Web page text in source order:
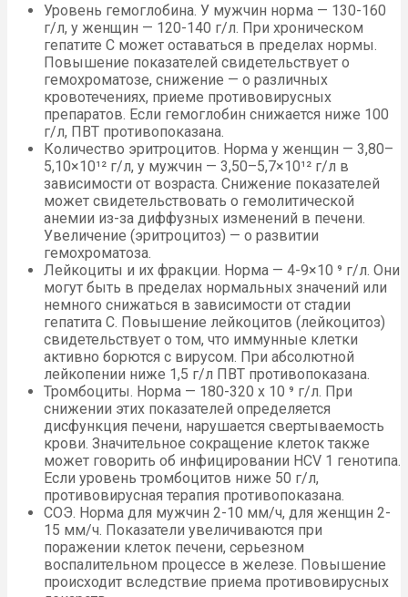
Уровень гемоглобина. У мужчин норма — 130-160
г/л, у женщин — 120-140 г/л. При хроническом
гепатите С может оставаться в пределах нормы.
Повышение показателей свидетельствует о
гемохроматозе, снижение — о различных
кровотечениях, приеме противовирусных
препаратов. Если гемоглобин снижается ниже 100
г/л, ПВТ противопоказана.
Количество эритроцитов. Норма у женщин — 3,80–
5,10×10¹² г/л, у мужчин — 3,50–5,7×10¹² г/л в
зависимости от возраста. Снижение показателей
может свидетельствовать о гемолитической
анемии из-за диффузных изменений в печени.
Увеличение (эритроцитоз) — о развитии
гемохроматоза.
Лейкоциты и их фракции. Норма — 4-9×10 ⁹ г/л. Они
могут быть в пределах нормальных значений или
немного снижаться в зависимости от стадии
гепатита С. Повышение лейкоцитов (лейкоцитоз)
свидетельствует о том, что иммунные клетки
активно борются с вирусом. При абсолютной
лейкопении ниже 1,5 г/л ПВТ противопоказана.
Тромбоциты. Норма — 180-320 х 10 ⁹ г/л. При
снижении этих показателей определяется
дисфункция печени, нарушается свертываемость
крови. Значительное сокращение клеток также
может говорить об инфицировании HCV 1 генотипа.
Если уровень тромбоцитов ниже 50 г/л,
противовирусная терапия противопоказана.
СОЭ. Норма для мужчин 2-10 мм/ч, для женщин 2-
15 мм/ч. Показатели увеличиваются при
поражении клеток печени, серьезном
воспалительном процессе в железе. Повышение
происходит вследствие приема противовирусных